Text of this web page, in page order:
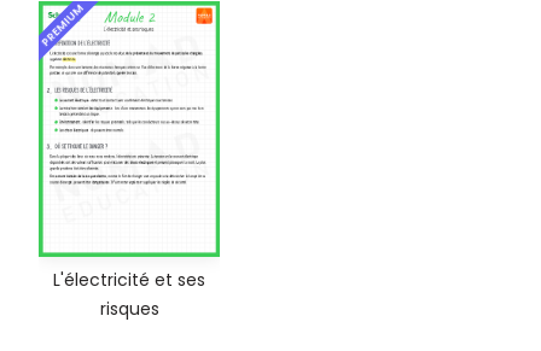
PREMIUM
L'électricité et ses
risques